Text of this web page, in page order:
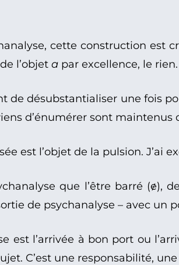
cette construction est
l’objet a par excellence, le rien.
de désubstantialiser une fois
d’énumérer sont maintenus
est l’objet de la pulsion. J’ai
que l’être barré
de psychanalyse – avec un
est l’arrivée à bon port ou
C’est une responsabilité,